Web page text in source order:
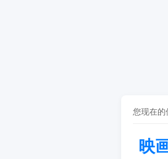
您现在的
映